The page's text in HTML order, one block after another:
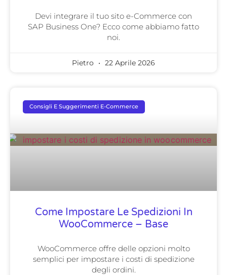
Devi integrare il tuo sito e-Commerce con
SAP Business One? Ecco come abbiamo fatto
noi.
Pietro 22 Aprile 2026
Consigli E Suggerimenti E-Commerce
Come Impostare Le Spedizioni In
WooCommerce – Base
WooCommerce offre delle opzioni molto
semplici per impostare i costi di spedizione
degli ordini.